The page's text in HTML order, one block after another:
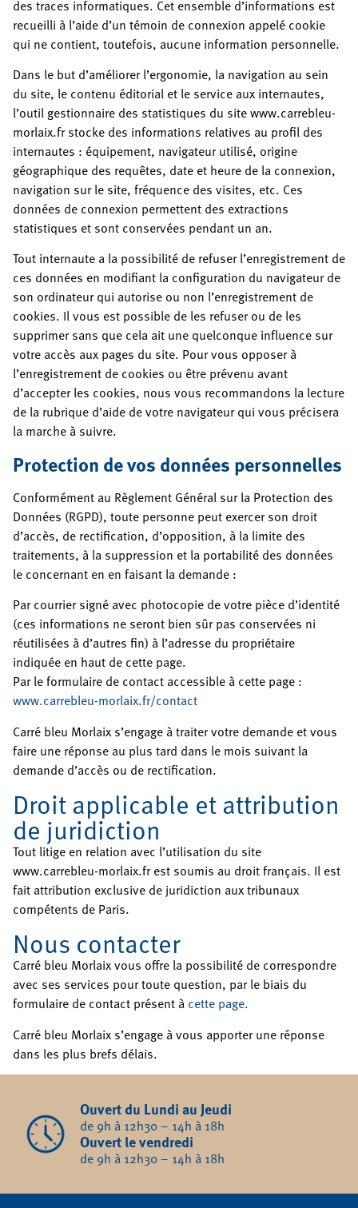
des traces informatiques. Cet ensemble d’informations est
recueilli à l’aide d’un témoin de connexion appelé cookie
qui ne contient, toutefois, aucune information personnelle.
Dans le but d’améliorer l’ergonomie, la navigation au sein
du site, le contenu éditorial et le service aux internautes,
l’outil gestionnaire des statistiques du site www.carrebleu-
morlaix.fr stocke des informations relatives au profil des
internautes : équipement, navigateur utilisé, origine
géographique des requêtes, date et heure de la connexion,
navigation sur le site, fréquence des visites, etc. Ces
données de connexion permettent des extractions
statistiques et sont conservées pendant un an.
Tout internaute a la possibilité de refuser l’enregistrement de
ces données en modifiant la configuration du navigateur de
son ordinateur qui autorise ou non l’enregistrement de
cookies. Il vous est possible de les refuser ou de les
supprimer sans que cela ait une quelconque influence sur
votre accès aux pages du site. Pour vous opposer à
l’enregistrement de cookies ou être prévenu avant
d’accepter les cookies, nous vous recommandons la lecture
de la rubrique d’aide de votre navigateur qui vous précisera
la marche à suivre.
Protection de vos données personnelles
Conformément au Règlement Général sur la Protection des
Données (RGPD), toute personne peut exercer son droit
d’accès, de rectification, d’opposition, à la limite des
traitements, à la suppression et la portabilité des données
le concernant en en faisant la demande :
Par courrier signé avec photocopie de votre pièce d’identité
(ces informations ne seront bien sûr pas conservées ni
réutilisées à d’autres fin) à l’adresse du propriétaire
indiquée en haut de cette page.
Par le formulaire de contact accessible à cette page :
www.carrebleu-morlaix.fr/contact
Carré bleu Morlaix s’engage à traiter votre demande et vous
faire une réponse au plus tard dans le mois suivant la
demande d’accès ou de rectification.
Droit applicable et attribution
de juridiction
Tout litige en relation avec l’utilisation du site
www.carrebleu-morlaix.fr est soumis au droit français. Il est
fait attribution exclusive de juridiction aux tribunaux
compétents de Paris.
Nous contacter
Carré bleu Morlaix vous offre la possibilité de correspondre
avec ses services pour toute question, par le biais du
formulaire de contact présent à cette page.
Carré bleu Morlaix s’engage à vous apporter une réponse
dans les plus brefs délais.
Ouvert du Lundi au Jeudi
de 9h à 12h30 – 14h à 18h
Ouvert le vendredi
de 9h à 12h30 – 14h à 18h